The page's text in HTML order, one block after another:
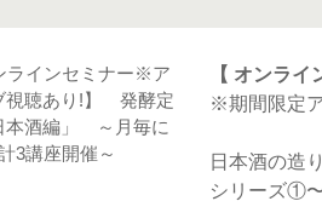
【 オンラ
※期間限定
日本酒の造
シリーズ①